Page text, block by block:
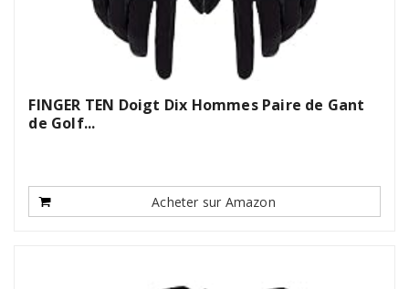
FINGER TEN Doigt Dix Hommes Paire de Gant
de Golf...
Acheter sur Amazon